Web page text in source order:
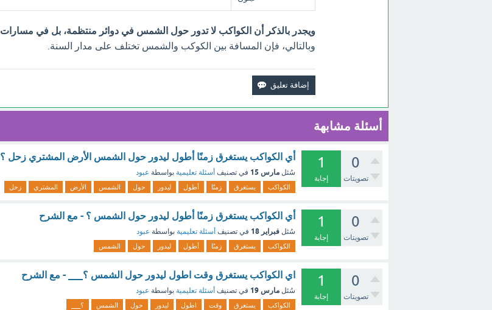
ويجدر بالذكر أن الكواكب لا تدور حول الشمس في دوائر منتظمة، بل في مسارات
وبالتالي، فإن المسافة بين الكوكب والشمس تختلف على مدار السنة.
أسئلة مشابهة
0
تصويتات
1
إجابة
أي الكواكب يستغرق زمنًا أطول ليدور حول الشمس الأرض المشتري زحل
سُئل مارس 15 في تصنيف أسئلة تعليمية بواسطة عبود
الكواكب يستغرق زمنًا أطول ليدور حول الشمس الأرض المشتري زحل
0
تصويتات
1
إجابة
أي الكواكب يستغرق زمنًا أطول ليدور حول الشمس ؟ - مع الشرح
سُئل فبراير 18 في تصنيف أسئلة تعليمية بواسطة عبود
الكواكب يستغرق زمنًا أطول ليدور حول الشمس
0
تصويتات
1
إجابة
اي الكواكب يستغرق وقت اطول ليدور حول الشمس ؟___ - مع الشرح
سُئل مارس 19 في تصنيف أسئلة تعليمية بواسطة عبود
الكواكب يستغرق وقت اطول ليدور حول الشمس ؟___